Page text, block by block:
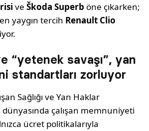
veŠkoda Superb öne çıkarken;
yaygın tercih Renault Clio
“yetenek savaşı”, yan
standartları zorluyor
Sağlığı ve Yan Haklar
dünyasında çalışan memnuniyeti
ücret politikalarıyla